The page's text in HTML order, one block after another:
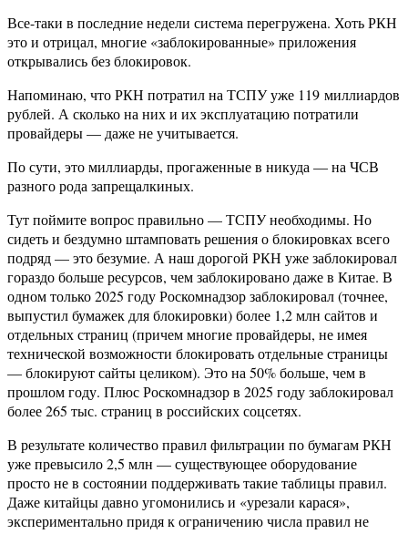
Все-таки в последние недели система перегружена. Хоть РКН
это и отрицал, многие «заблокированные» приложения
открывались без блокировок.
Напоминаю, что РКН потратил на ТСПУ уже 119 миллиардов
рублей. А сколько на них и их эксплуатацию потратили
провайдеры — даже не учитывается.
По сути, это миллиарды, прогаженные в никуда — на ЧСВ
разного рода запрещалкиных.
Тут поймите вопрос правильно — ТСПУ необходимы. Но
сидеть и бездумно штамповать решения о блокировках всего
подряд — это безумие. А наш дорогой РКН уже заблокировал
гораздо больше ресурсов, чем заблокировано даже в Китае. В
одном только 2025 году Роскомнадзор заблокировал (точнее,
выпустил бумажек для блокировки) более 1,2 млн сайтов и
отдельных страниц (причем многие провайдеры, не имея
технической возможности блокировать отдельные страницы
— блокируют сайты целиком). Это на 50% больше, чем в
прошлом году. Плюс Роскомнадзор в 2025 году заблокировал
более 265 тыс. страниц в российских соцсетях.
В результате количество правил фильтрации по бумагам РКН
уже превысило 2,5 млн — существующее оборудование
просто не в состоянии поддерживать такие таблицы правил.
Даже китайцы давно угомонились и «урезали карася»,
экспериментально придя к ограничению числа правил не